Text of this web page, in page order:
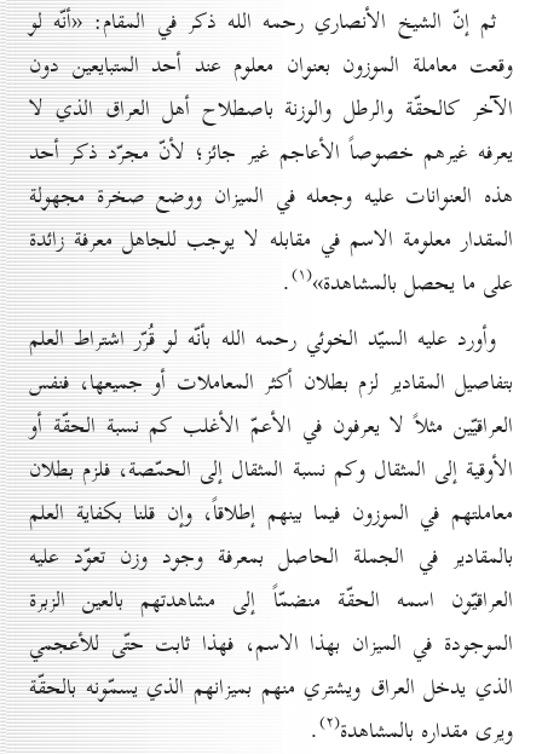
ثم إنّ الشيخ الأنصاري رحمه الله ذكر في المقام: «أنّه لو
وقعت معاملة الموزون بعنوان معلوم عند أحد المتبايعين دون
الآخر كالحقّة والرطل والوزنة باصطلاح أهل العراق الذي لا
يعرفه غيرهم خصوصاً الأعاجم غير جائز؛ لأنّ مجرّد ذكر أحد
هذه العنوانات عليه وجعله في الميزان ووضع صخرة مجهولة
المقدار معلومة الاسم في مقابله لا يوجب للجاهل معرفة زائدة
على ما يحصل بالمشاهدة»(۱) .
وأورد عليه السيّد الخوئي رحمه الله بأنّه لو قُرّر اشتراط العلم
بتفاصيل المقادير لزم بطلان أكثر المعاملات أو جميعها، فنفس
العراقيّين مثلاً لا يعرفون في الأعمّ الأغلب كم نسبة الحقّة أو
الأوقية إلى المثقال وكم نسبة المثقال إلى الحمّصة، فلزم بطلان
معاملتهم في الموزون فيما بينهم إطلاقاً، وإن قلنا بكفاية العلم
بالمقادير في الجملة الحاصل بمعرفة وجود وزن تعوّد عليه
العراقيّون اسمه الحقّة منضمّاً إلى مشاهدتهم بالعين الزبرة
الموجودة في الميزان بهذا الاسم، فهذا ثابت حتّى للأعجمي
الذي يدخل العراق ويشتري منهم بميزانهم الذي يسمّونه بالحقّة
ويرى مقداره بالمشاهدة(۲) .